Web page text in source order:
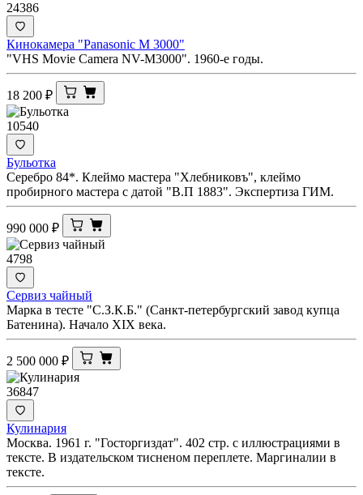
24386
Кинокамера "Panasonic M 3000"
"VHS Movie Camera NV-M3000". 1960-е годы.
18 200 ₽
10540
Бульотка
Серебро 84*. Клеймо мастера "Хлебниковъ", клеймо
пробирного мастера с датой "В.П 1883". Экспертиза ГИМ.
990 000 ₽
4798
Сервиз чайный
Марка в тесте "С.З.К.Б." (Санкт-петербургский завод купца
Батенина). Начало XIX века.
2 500 000 ₽
36847
Кулинария
Москва. 1961 г. "Госторгиздат". 402 стр. с иллюстрациями в
тексте. В издательском тисненом переплете. Маргиналии в
тексте.